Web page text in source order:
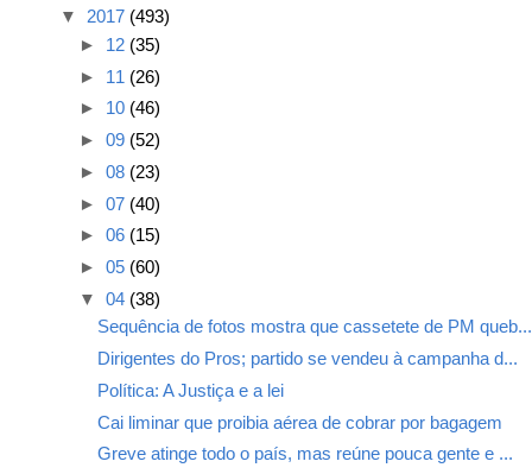
▼ 2017 (493)
► 12 (35)
► 11 (26)
► 10 (46)
► 09 (52)
► 08 (23)
► 07 (40)
► 06 (15)
► 05 (60)
▼ 04 (38)
Sequência de fotos mostra que cassetete de PM queb...
Dirigentes do Pros; partido se vendeu à campanha d...
Política: A Justiça e a lei
Cai liminar que proibia aérea de cobrar por bagagem
Greve atinge todo o país, mas reúne pouca gente e ...